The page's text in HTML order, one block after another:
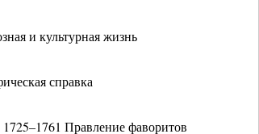
и культурная жизнь
справка
1725–1761 Правление фаворитов